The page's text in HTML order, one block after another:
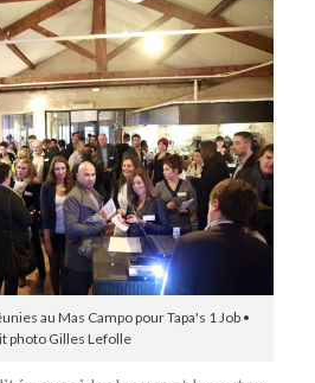
au Mas Campo pour Tapa's 1 Job •
photo Gilles Lefolle